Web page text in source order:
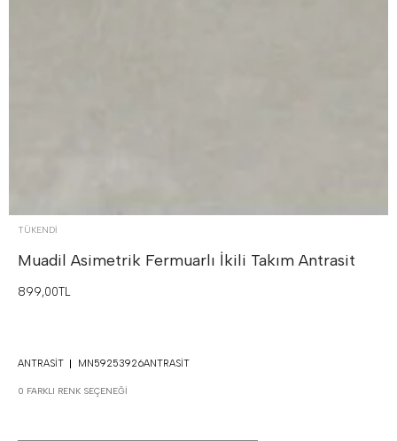
TÜKENDI
Muadil Asimetrik Fermuarlı İkili Takım Antrasit
899,00TL
ANTRASIT MN59253926ANTRASIT
0 FARKLI RENK SEÇENEĞI